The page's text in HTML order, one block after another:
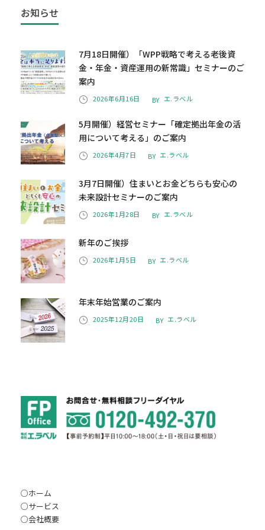
お知らせ
7月18日開催）「WPP戦略で考える老後資
金・年金・資産運用の新常識」セミナーのご
案内
2026年6月16日 BY エ.ラベル
5月開催）経営セミナー「確定拠出年金の活
用について考える」のご案内
2026年4月7日 BY エ.ラベル
3月7日開催）住まいとお金どちらも安心の
未来設計セミナーのご案内
2026年1月28日 BY エ.ラベル
新年のご挨拶
2026年1月5日 BY エ.ラベル
年末年始営業のご案内
2025年12月20日 BY エ.ラベル
○ホーム
○サービス
○会社概要